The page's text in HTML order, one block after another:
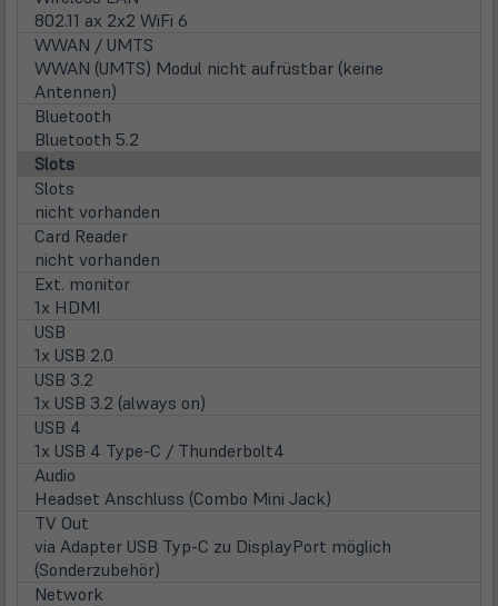
802.11 ax 2x2 WiFi 6
WWAN / UMTS
WWAN (UMTS) Modul nicht aufrüstbar (keine
Antennen)
Bluetooth
Bluetooth 5.2
Slots
Slots
nicht vorhanden
Card Reader
nicht vorhanden
Ext. monitor
1x HDMI
USB
1x USB 2.0
USB 3.2
1x USB 3.2 (always on)
USB 4
1x USB 4 Type-C / Thunderbolt4
Audio
Headset Anschluss (Combo Mini Jack)
TV Out
via Adapter USB Typ-C zu DisplayPort möglich
(Sonderzubehör)
Network